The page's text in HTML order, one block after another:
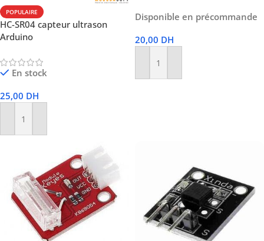
POPULAIRE
HC-SR04 capteur ultrason
Arduino
En stock
25,00 DH
Ajouter Au Panier
Disponible en précommande
20,00 DH
Ajouter Au Panier